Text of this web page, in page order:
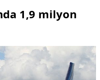
1,9 milyon